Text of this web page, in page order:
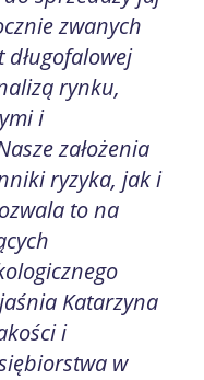
zwanych
długofalowej
rynku,
i
założenia
ryzyka, jak i
to na
Katarzyna
i
w